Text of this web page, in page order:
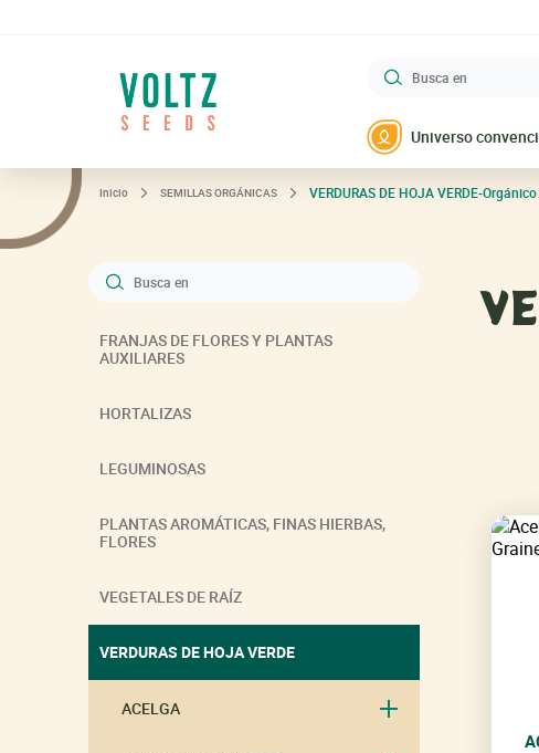
VOLTZ Maraîchage
Busca en
Universo
Inicio SEMILLAS ORGÁNICAS VERDURAS DE HOJA VERDE-Orgánico
Busca en
FRANJAS DE FLORES Y PLANTAS
AUXILIARES
HORTALIZAS
LEGUMINOSAS
PLANTAS AROMÁTICAS, FINAS HIERBAS,
FLORES
VEGETALES DE RAÍZ
VERDURAS DE HOJA VERDE
ACELGA